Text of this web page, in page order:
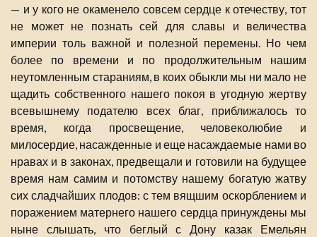
— и у кого не окаменело совсем сердце к отечеству, тот
не может не познать сей для славы и величества
империи толь важной и полезной перемены. Но чем
более по времени и по продолжительным нашим
неутомленным стараниям, в коих обыкли мы ни мало не
щадить собственного нашего покоя в угодную жертву
всевышнему подателю всех благ, приближалось то
время, когда просвещение, человеколюбие и
милосердие, насажденные и еще насаждаемые нами во
нравах и в законах, предвещали и готовили на будущее
время нам самим и потомству нашему богатую жатву
сих сладчайших плодов: с тем вящшим оскорблением и
поражением матернего нашего сердца принуждены мы
ныне слышать, что беглый с Дону казак Емельян